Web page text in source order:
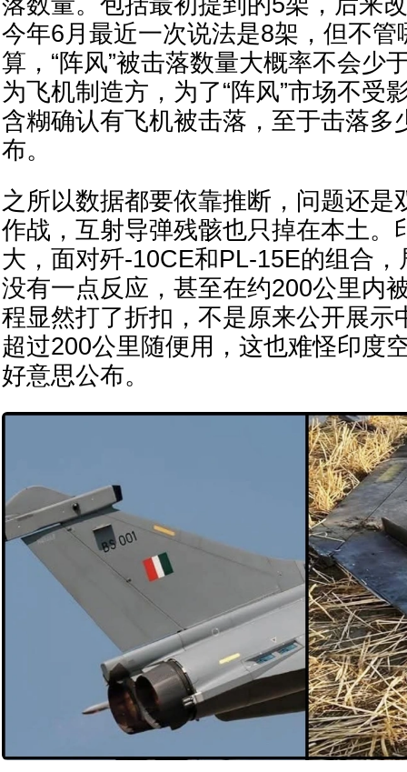
今年6月最近一次说法是8架，但不管
算，“阵风”被击落数量大概率不会少
为飞机制造方，为了“阵风”市场不受
含糊确认有飞机被击落，至于击落多
布。
之所以数据都要依靠推断，问题还是
作战，互射导弹残骸也只掉在本土。
大，面对歼-10CE和PL-15E的组合
没有一点反应，甚至在约200公里内
程显然打了折扣，不是原来公开展示
超过200公里随便用，这也难怪印度
好意思公布。